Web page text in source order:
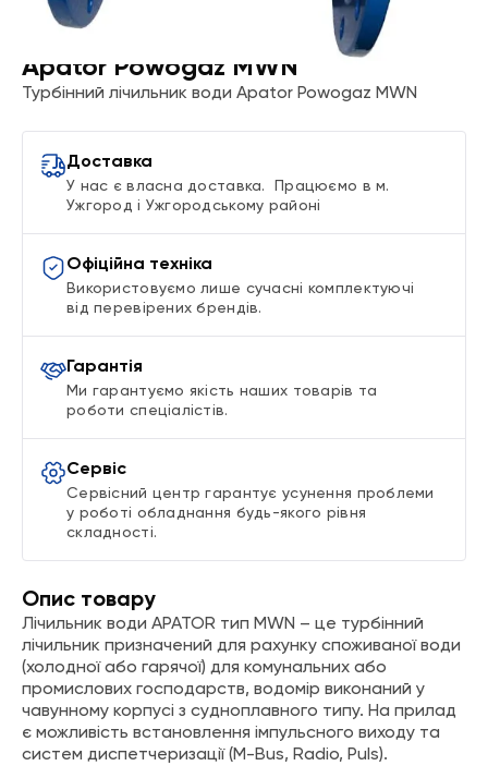
Apator Powogaz MWN
Турбінний лічильник води Apator Powogaz MWN
Доставка
У нас є власна доставка. Працюємо в м.
Ужгород і Ужгородському районі
Офіційна техніка
Використовуємо лише сучасні комплектуючі
від перевірених брендів.
Гарантія
Ми гарантуємо якість наших товарів та
роботи спеціалістів.
Сервіс
Сервісний центр гарантує усунення проблеми
у роботі обладнання будь-якого рівня
складності.
Опис товару
Лічильник води APATOR тип MWN – це турбінний
лічильник призначений для рахунку споживаної води
(холодної або гарячої) для комунальних або
промислових господарств, водомір виконаний у
чавунному корпусі з судноплавного типу. На прилад
є можливість встановлення імпульсного виходу та
систем диспетчеризації (M-Bus, Radio, Puls).